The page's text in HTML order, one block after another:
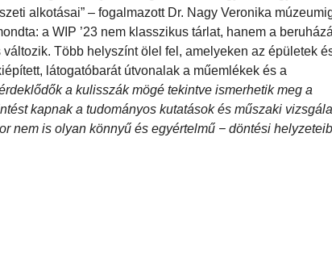
alkotásai” – fogalmazott Dr. Nagy Veronika
a WIP ’23 nem klasszikus tárlat, hanem a
Több helyszínt ölel fel, amelyeken az épületek
látogatóbarát útvonalak a műemlékek és a
a kulisszák mögé tekintve ismerhetik meg a
kapnak a tudományos kutatások és műszaki
nem is olyan könnyű és egyértelmű − döntési